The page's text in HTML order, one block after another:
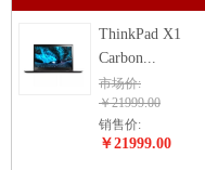
ThinkPad X1
Carbon...
市场价:
￥21999.00
销售价:
￥21999.00